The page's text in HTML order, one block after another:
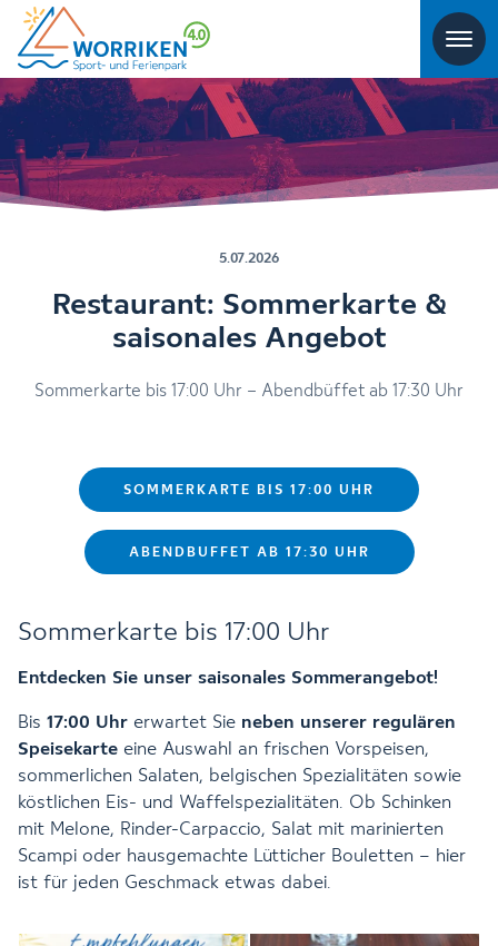
5.07.2026
Restaurant: Sommerkarte &
saisonales Angebot
Sommerkarte bis 17:00 Uhr – Abendbüffet ab 17:30 Uhr
SOMMERKARTE BIS 17:00 UHR
ABENDBUFFET AB 17:30 UHR
Sommerkarte bis 17:00 Uhr
Entdecken Sie unser saisonales Sommerangebot!
Bis 17:00 Uhr erwartet Sie neben unserer regulären
Speisekarte eine Auswahl an frischen Vorspeisen,
sommerlichen Salaten, belgischen Spezialitäten sowie
köstlichen Eis- und Waffelspezialitäten. Ob Schinken
mit Melone, Rinder-Carpaccio, Salat mit marinierten
Scampi oder hausgemachte Lütticher Bouletten – hier
ist für jeden Geschmack etwas dabei.